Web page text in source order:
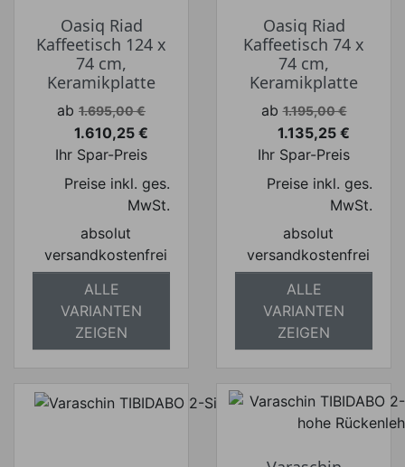
Oasiq Riad
Kaffeetisch 124 x
74 cm,
Keramikplatte
Verkaufspreis
ab 1.695,00 €
Preis
1.610,25 €
Ihr Spar-Preis
Preise inkl. ges.
MwSt.
absolut
versandkostenfrei
ALLE
VARIANTEN
ZEIGEN
Oasiq Riad
Kaffeetisch 74 x
74 cm,
Keramikplatte
Verkaufspreis
ab 1.195,00 €
Preis
1.135,25 €
Ihr Spar-Preis
Preise inkl. ges.
MwSt.
absolut
versandkostenfrei
ALLE
VARIANTEN
ZEIGEN